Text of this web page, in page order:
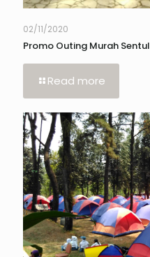
02/11/2020
Promo Outing Murah Sentul
Read more